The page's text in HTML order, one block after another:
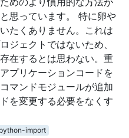
思っています。 特に卵や
たくありません。これは
ジェクトではないため、
在するとは思わない。重
プリケーションコードを
マンドモジュールが追加
を変更する必要をなくす
python-import